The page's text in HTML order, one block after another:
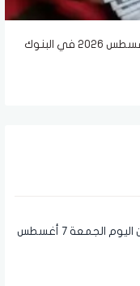
رسميًا.. أسعار البنزين اليوم الجمعة 7 أغسطس